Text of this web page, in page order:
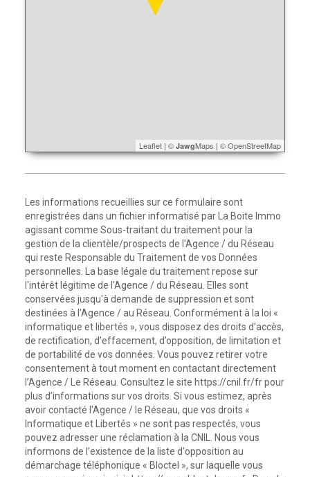
Leaflet | © JawgMaps | © OpenStreetMap
Les informations recueillies sur ce formulaire sont
enregistrées dans un fichier informatisé par La Boite Immo
agissant comme Sous-traitant du traitement pour la
gestion de la clientèle/prospects de l'Agence / du Réseau
qui reste Responsable du Traitement de vos Données
personnelles. La base légale du traitement repose sur
l'intérêt légitime de l'Agence / du Réseau. Elles sont
conservées jusqu'à demande de suppression et sont
destinées à l'Agence / au Réseau. Conformément à la loi «
informatique et libertés », vous disposez des droits d’accès,
de rectification, d’effacement, d’opposition, de limitation et
de portabilité de vos données. Vous pouvez retirer votre
consentement à tout moment en contactant directement
l’Agence / Le Réseau. Consultez le site https://cnil.fr/frpour
plus d’informations sur vos droits. Si vous estimez, après
avoir contacté l'Agence / le Réseau, que vos droits «
Informatique et Libertés » ne sont pas respectés, vous
pouvez adresser une réclamation à la CNIL. Nous vous
informons de l’existence de la liste d'opposition au
démarchage téléphonique « Bloctel », sur laquelle vous